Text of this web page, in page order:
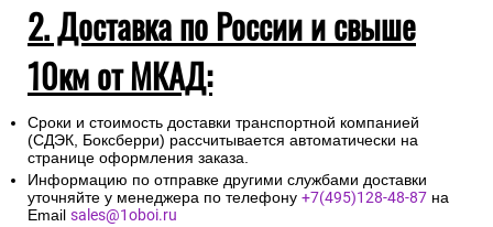
2. Доставка по России и свыше
10км от МКАД:
Сроки и стоимость доставки транспортной компанией
(СДЭК, Боксберри) рассчитывается автоматически на
странице оформления заказа.
Информацию по отправке другими службами доставки
уточняйте у менеджера по телефону +7(495)128-48-87 на
Email sales@1oboi.ru